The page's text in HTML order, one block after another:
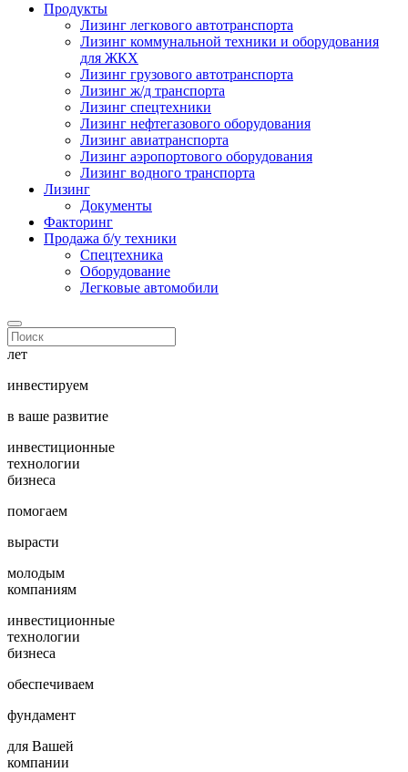
Продукты
Лизинг легкового автотранспорта
Лизинг коммунальной техники и оборудования
для ЖКХ
Лизинг грузового автотранспорта
Лизинг ж/д транспорта
Лизинг спецтехники
Лизинг нефтегазового оборудования
Лизинг авиатранспорта
Лизинг аэропортового оборудования
Лизинг водного транспорта
Лизинг
Документы
Факторинг
Продажа б/у техники
Спецтехника
Оборудование
Легковые автомобили
лет
инвестируем
в ваше развитие
инвестиционные
технологии
бизнеса
помогаем
вырасти
молодым
компаниям
инвестиционные
технологии
бизнеса
обеспечиваем
фундамент
для Вашей
компании